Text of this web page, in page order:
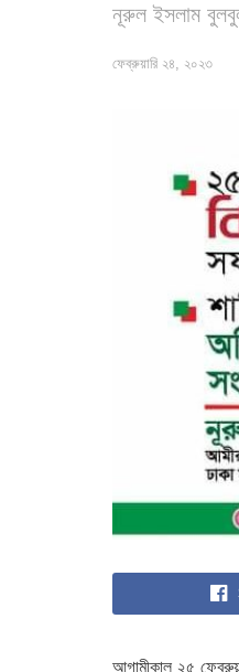
নূরুল ইসলাম
ফেব্রুয়ারি ২৪, ২০২৩
আগামীকাল ২৫